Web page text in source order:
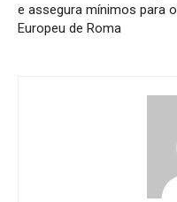
e assegura mínimos para o
Europeu de Roma